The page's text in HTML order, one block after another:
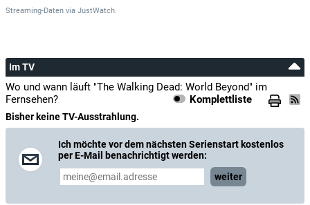
Streaming-Daten via JustWatch.
Im TV
Wo und wann läuft "The Walking Dead: World Beyond" im
Fernsehen?
Komplettliste
Bisher keine TV-Ausstrahlung.
Ich möchte vor dem nächsten Serienstart kostenlos
per E-Mail benachrichtigt werden:
weiter